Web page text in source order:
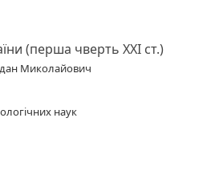
(перша чверть ХХІ ст.)
Миколайович
наук